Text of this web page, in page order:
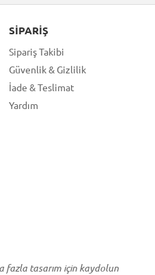
SIPARIŞ
Sipariş Takibi
Güvenlik & Gizlilik
İade & Teslimat
Yardım
fazla tasarım için kaydolun